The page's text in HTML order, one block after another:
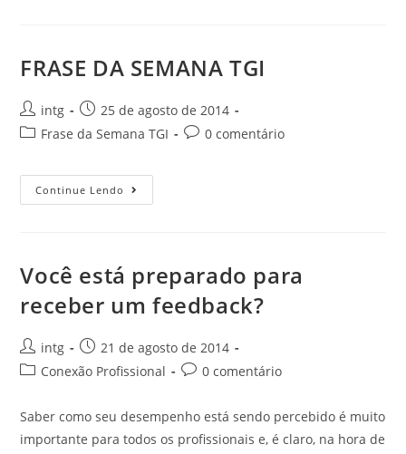
FRASE DA SEMANA TGI
intg
25 de agosto de 2014
Frase da Semana TGI
0 comentário
Continue Lendo
Você está preparado para
receber um feedback?
intg
21 de agosto de 2014
Conexão Profissional
0 comentário
Saber como seu desempenho está sendo percebido é muito
importante para todos os profissionais e, é claro, na hora de